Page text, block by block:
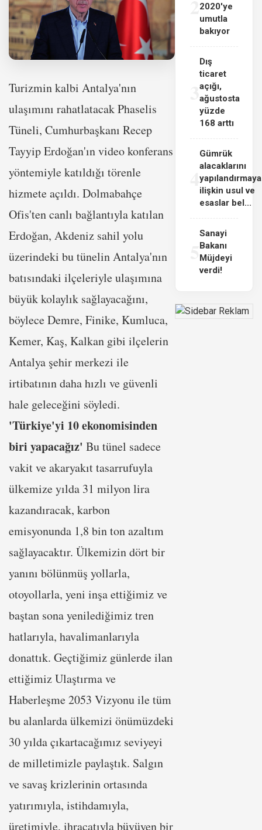
Turizmin kalbi Antalya'nın
ulaşımını rahatlatacak Phaselis
Tüneli, Cumhurbaşkanı Recep
Tayyip Erdoğan'ın video konferans
yöntemiyle katıldığı törenle
hizmete açıldı. Dolmabahçe
Ofis'ten canlı bağlantıyla katılan
Erdoğan, Akdeniz sahil yolu
üzerindeki bu tünelin Antalya'nın
batısındaki ilçeleriyle ulaşımına
büyük kolaylık sağlayacağını,
böylece Demre, Finike, Kumluca,
Kemer, Kaş, Kalkan gibi ilçelerin
Antalya şehir merkezi ile
irtibatının daha hızlı ve güvenli
hale geleceğini söyledi.
'Türkiye'yi 10 ekonomisinden
biri yapacağız' Bu tünel sadece
vakit ve akaryakıt tasarrufuyla
ülkemize yılda 31 milyon lira
kazandıracak, karbon
emisyonunda 1,8 bin ton azaltım
sağlayacaktır. Ülkemizin dört bir
yanını bölünmüş yollarla,
otoyollarla, yeni inşa ettiğimiz ve
baştan sona yenilediğimiz tren
hatlarıyla, havalimanlarıyla
donattık. Geçtiğimiz günlerde ilan
ettiğimiz Ulaştırma ve
Haberleşme 2053 Vizyonu ile tüm
bu alanlarda ülkemizi önümüzdeki
30 yılda çıkartacağımız seviyeyi
de milletimizle paylaştık. Salgın
ve savaş krizlerinin ortasında
yatırımıyla, istihdamıyla,
üretimiyle, ihracatıyla büyüyen bir
2020'ye
umutla
bakıyor
3
Dış
ticaret
açığı,
ağustosta
yüzde
168 arttı
4
Gümrük
alacaklarını
yapılandırmaya
ilişkin usul ve
esaslar bel...
Sanayi
Bakanı
Müjdeyi
verdi!